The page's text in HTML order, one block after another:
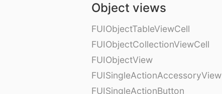
Object views
FUIObjectTableViewCell
FUIObjectCollectionViewCell
FUIObjectView
FUISingleActionAccessoryView
FUISingleActionButton